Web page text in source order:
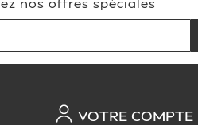
VOTRE COMPTE